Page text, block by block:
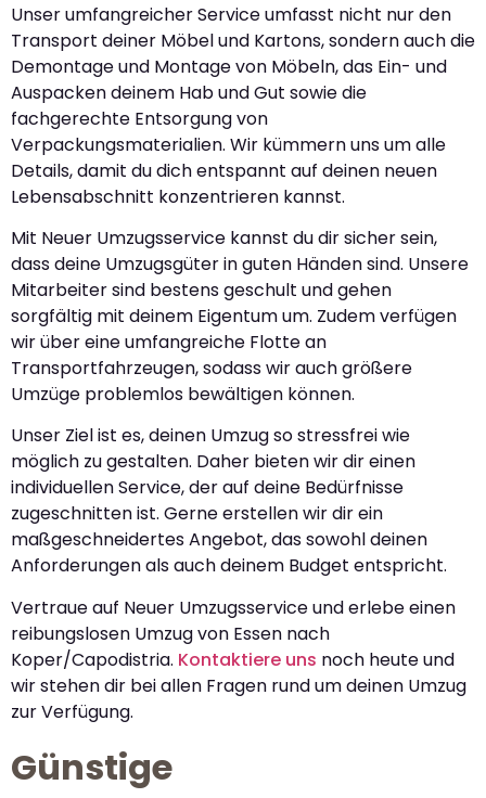
Unser umfangreicher Service umfasst nicht nur den
Transport deiner Möbel und Kartons, sondern auch die
Demontage und Montage von Möbeln, das Ein- und
Auspacken deinem Hab und Gut sowie die
fachgerechte Entsorgung von
Verpackungsmaterialien. Wir kümmern uns um alle
Details, damit du dich entspannt auf deinen neuen
Lebensabschnitt konzentrieren kannst.
Mit Neuer Umzugsservice kannst du dir sicher sein,
dass deine Umzugsgüter in guten Händen sind. Unsere
Mitarbeiter sind bestens geschult und gehen
sorgfältig mit deinem Eigentum um. Zudem verfügen
wir über eine umfangreiche Flotte an
Transportfahrzeugen, sodass wir auch größere
Umzüge problemlos bewältigen können.
Unser Ziel ist es, deinen Umzug so stressfrei wie
möglich zu gestalten. Daher bieten wir dir einen
individuellen Service, der auf deine Bedürfnisse
zugeschnitten ist. Gerne erstellen wir dir ein
maßgeschneidertes Angebot, das sowohl deinen
Anforderungen als auch deinem Budget entspricht.
Vertraue auf Neuer Umzugsservice und erlebe einen
reibungslosen Umzug von Essen nach
Koper/Capodistria. Kontaktiere uns noch heute und
wir stehen dir bei allen Fragen rund um deinen Umzug
zur Verfügung.
Günstige